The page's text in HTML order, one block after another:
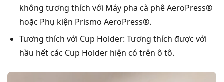
không tương thích với Máy pha cà phê AeroPress®
hoặc Phụ kiện Prismo AeroPress®.
Tương thích với Cup Holder: Tương thích được với
hầu hết các Cup Holder hiện có trên ô tô.